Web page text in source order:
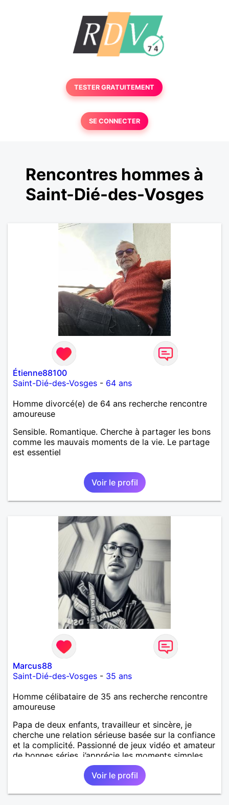
TESTER GRATUITEMENT
SE CONNECTER
Rencontres hommes à
Saint-Dié-des-Vosges
Étienne88100
Saint-Dié-des-Vosges - 64 ans
Homme divorcé(e) de 64 ans recherche rencontre
amoureuse
Sensible. Romantique. Cherche à partager les bons
comme les mauvais moments de la vie. Le partage
est essentiel
Voir le profil
Marcus88
Saint-Dié-des-Vosges - 35 ans
Homme célibataire de 35 ans recherche rencontre
amoureuse
Papa de deux enfants, travailleur et sincère, je
cherche une relation sérieuse basée sur la confiance
et la complicité. Passionné de jeux vidéo et amateur
de bonnes séries, j’apprécie les moments simples,
les discussions sans prise de tête et les personnes
authentiques. Au plaisir de faire connaissance.
Voir le profil